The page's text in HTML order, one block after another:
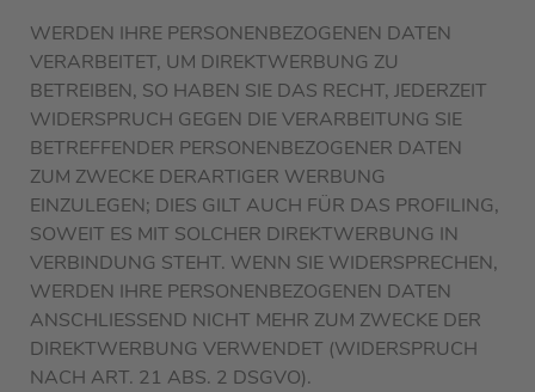
WERDEN IHRE PERSONENBEZOGENEN DATEN
VERARBEITET, UM DIREKTWERBUNG ZU
BETREIBEN, SO HABEN SIE DAS RECHT, JEDERZEIT
WIDERSPRUCH GEGEN DIE VERARBEITUNG SIE
BETREFFENDER PERSONENBEZOGENER DATEN
ZUM ZWECKE DERARTIGER WERBUNG
EINZULEGEN; DIES GILT AUCH FÜR DAS PROFILING,
SOWEIT ES MIT SOLCHER DIREKTWERBUNG IN
VERBINDUNG STEHT. WENN SIE WIDERSPRECHEN,
WERDEN IHRE PERSONENBEZOGENEN DATEN
ANSCHLIESSEND NICHT MEHR ZUM ZWECKE DER
DIREKTWERBUNG VERWENDET (WIDERSPRUCH
NACH ART. 21 ABS. 2 DSGVO).